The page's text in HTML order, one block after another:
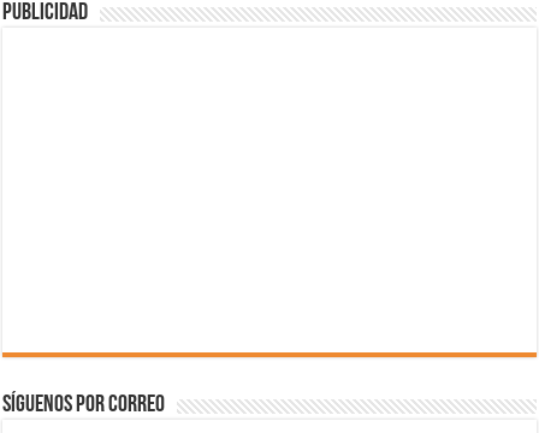
Publicidad
Síguenos por correo